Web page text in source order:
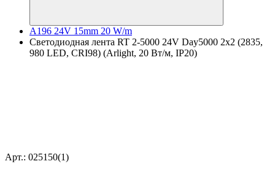
A196 24V 15mm 20 W/m
Светодиодная лента RT 2-5000 24V Day5000 2x2 (2835,
980 LED, CRI98) (Arlight, 20 Вт/м, IP20)
Арт.: 025150(1)